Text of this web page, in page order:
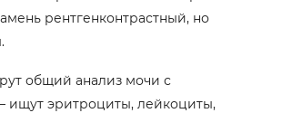
рентгенконтрастный, но
общий анализ мочи с
ищут эритроциты, лейкоциты,